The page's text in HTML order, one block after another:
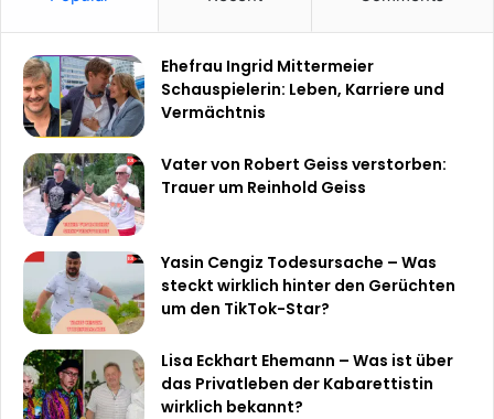
Ehefrau Ingrid Mittermeier
Schauspielerin: Leben, Karriere und
Vermächtnis
Vater von Robert Geiss verstorben:
Trauer um Reinhold Geiss
Yasin Cengiz Todesursache – Was
steckt wirklich hinter den Gerüchten
um den TikTok-Star?
Lisa Eckhart Ehemann – Was ist über
das Privatleben der Kabarettistin
wirklich bekannt?